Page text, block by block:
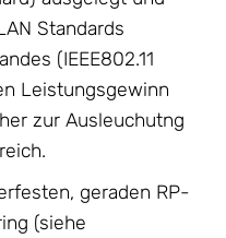
Standards
(IEEE802.11
Leistungsgewinn
zur Ausleuchutng
geraden RP-
(siehe